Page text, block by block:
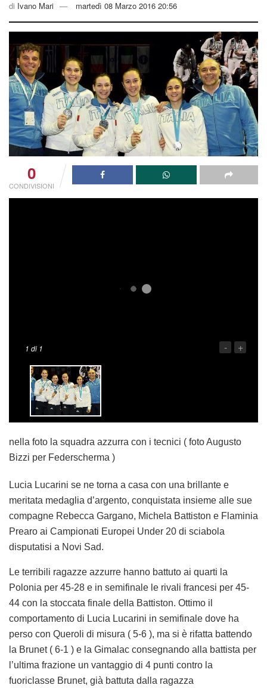
di Ivano Mari martedì 08 Marzo 2016 20:56
0
CONDIVISIONI
1 di 1 - +
nella foto la squadra azzurra con i tecnici ( foto Augusto
Bizzi per Federscherma )
Lucia Lucarini se ne torna a casa con una brillante e
meritata medaglia d’argento, conquistata insieme alle sue
compagne Rebecca Gargano, Michela Battiston e Flaminia
Prearo ai Campionati Europei Under 20 di sciabola
disputatisi a Novi Sad.
Le terribili ragazze azzurre hanno battuto ai quarti la
Polonia per 45-28 e in semifinale le rivali francesi per 45-
44 con la stoccata finale della Battiston. Ottimo il
comportamento di Lucia Lucarini in semifinale dove ha
perso con Queroli di misura ( 5-6 ), ma si è rifatta battendo
la Brunet ( 6-1 ) e la Gimalac consegnando alla battista per
l’ultima frazione un vantaggio di 4 punti contro la
fuoriclasse Brunet, già battuta dalla ragazza